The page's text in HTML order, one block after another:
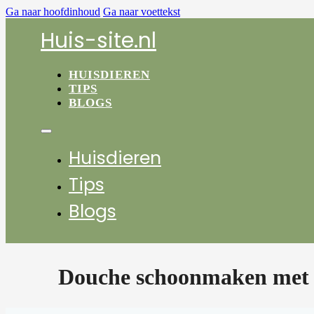
Ga naar hoofdinhoud Ga naar voettekst
Huis-site.nl
HUISDIEREN
TIPS
BLOGS
Huisdieren
Tips
Blogs
Douche schoonmaken